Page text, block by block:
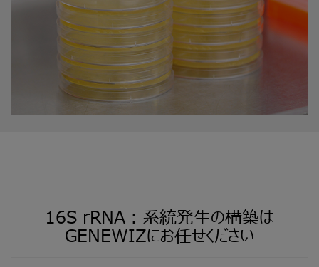
16S rRNA ：系統発生の構築は
GENEWIZにお任せください